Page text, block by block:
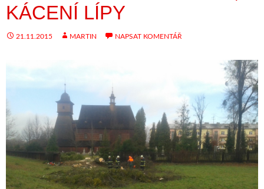
KÁCENÍ LÍPY
21.11.2015 MARTIN NAPSAT KOMENTÁŘ